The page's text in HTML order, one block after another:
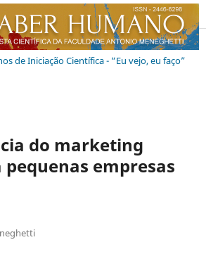
de Iniciação Científica - “Eu vejo, eu faço”
do marketing
empresas